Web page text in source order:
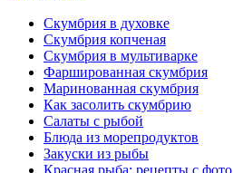
Скумбрия в духовке
Скумбрия копченая
Скумбрия в мультиварке
Фаршированная скумбрия
Маринованная скумбрия
Как засолить скумбрию
Салаты с рыбой
Блюда из морепродуктов
Закуски из рыбы
Красная рыба: рецепты с фото